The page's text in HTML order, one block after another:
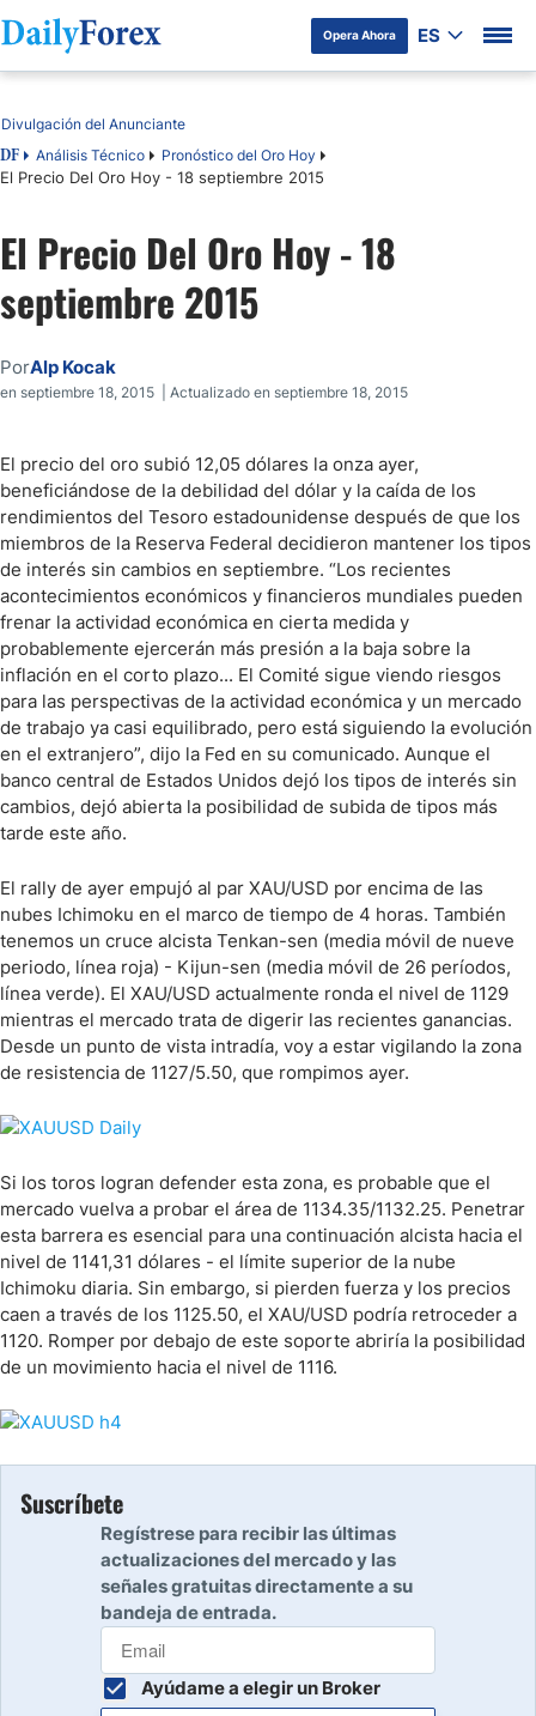
Opera Ahora ES
Tabla de contenidos
DF Análisis Técnico Pronóstico del Oro Hoy
El Precio Del Oro Hoy - 18 septiembre 2015
Divulgación del Anunciante
El Precio Del Oro Hoy - 18
septiembre 2015
PorAlp Kocak
en septiembre 18, 2015 | Actualizado en septiembre 18, 2015
El precio del oro subió 12,05 dólares la onza ayer,
beneficiándose de la debilidad del dólar y la caída de los
rendimientos del Tesoro estadounidense después de que los
miembros de la Reserva Federal decidieron mantener los tipos
de interés sin cambios en septiembre. “Los recientes
acontecimientos económicos y financieros mundiales pueden
frenar la actividad económica en cierta medida y
probablemente ejercerán más presión a la baja sobre la
inflación en el corto plazo... El Comité sigue viendo riesgos
para las perspectivas de la actividad económica y un mercado
de trabajo ya casi equilibrado, pero está siguiendo la evolución
en el extranjero”, dijo la Fed en su comunicado. Aunque el
banco central de Estados Unidos dejó los tipos de interés sin
cambios, dejó abierta la posibilidad de subida de tipos más
tarde este año.
El rally de ayer empujó al par XAU/USD por encima de las
nubes Ichimoku en el marco de tiempo de 4 horas. También
tenemos un cruce alcista Tenkan-sen (media móvil de nueve
periodo, línea roja) - Kijun-sen (media móvil de 26 períodos,
línea verde). El XAU/USD actualmente ronda el nivel de 1129
mientras el mercado trata de digerir las recientes ganancias.
Desde un punto de vista intradía, voy a estar vigilando la zona
de resistencia de 1127/5.50, que rompimos ayer.
Si los toros logran defender esta zona, es probable que el
mercado vuelva a probar el área de 1134.35/1132.25. Penetrar
esta barrera es esencial para una continuación alcista hacia el
nivel de 1141,31 dólares - el límite superior de la nube
Ichimoku diaria. Sin embargo, si pierden fuerza y los precios
caen a través de los 1125.50, el XAU/USD podría retroceder a
1120. Romper por debajo de este soporte abriría la posibilidad
de un movimiento hacia el nivel de 1116.
Suscríbete
Regístrese para recibir las últimas
actualizaciones del mercado y las
señales gratuitas directamente a su
bandeja de entrada.
Ayúdame a elegir un Broker